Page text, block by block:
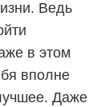
Ведь
в этом
вполне
Даже